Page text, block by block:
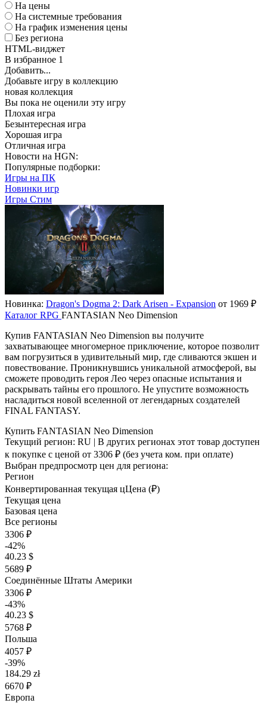
На цены
На системные требования
На график изменения цены
Без региона
HTML-виджет
В избранное 1
Добавить...
Добавьте игру в коллекцию
новая коллекция
Вы пока не оценили эту игру
Плохая игра
Безынтересная игра
Хорошая игра
Отличная игра
Новости на HGN:
Популярные подборки:
Игры на ПК
Новинки игр
Игры Стим
Новинка: Dragon's Dogma 2: Dark Arisen - Expansion от 1969 ₽
Каталог RPG FANTASIAN Neo Dimension
Купив FANTASIAN Neo Dimension вы получите
захватывающее многомерное приключение, которое позволит
вам погрузиться в удивительный мир, где сливаются экшен и
повествование. Проникнувшись уникальной атмосферой, вы
сможете проводить героя Лео через опасные испытания и
раскрывать тайны его прошлого. Не упустите возможность
насладиться новой вселенной от легендарных создателей
FINAL FANTASY.
Купить FANTASIAN Neo Dimension
Текущий регион: RU | В других регионах этот товар доступен
к покупке с ценой от 3306 ₽ (без учета ком. при оплате)
Выбран предпросмотр цен для региона:
Регион
Конвертированная текущая цЦена (₽)
Текущая цена
Базовая цена
Все регионы
3306 ₽
-42%
40.23 $
5689 ₽
Соединённые Штаты Америки
3306 ₽
-43%
40.23 $
5768 ₽
Польша
4057 ₽
-39%
184.29 zł
6670 ₽
Европа